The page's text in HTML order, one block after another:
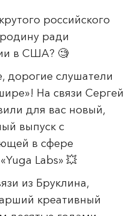
российского
ради
в США? 🧐
дорогие слушатели
На связи Сергей
для вас новый,
выпуск с
в сфере
Labs» 💥
из Бруклина,
креативный